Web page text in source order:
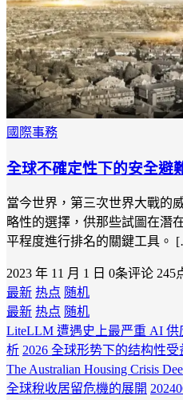
國際事務
全球不確定性下的安全避
當今世界，第三次世界大戰的
略性的選擇，供那些試圖在潛
平程度進行排名的關鍵工具。
2023 年 11 月 1 日 0条评论 245
最新 热点 随机
最新 热点 随机
LiteLLM 遭遇史上最严重 AI 供
析 2026 全球形势下的结构性
The Australian Housing Crisis
全球稅收居留危機的展開